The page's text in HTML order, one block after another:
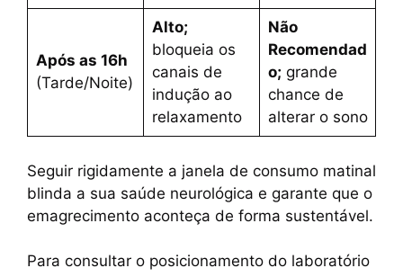
Após as 16h
(Tarde/Noite)
Alto;
bloqueia os
canais de
indução ao
relaxamento
Não
Recomendad
o; grande
chance de
alterar o sono
Seguir rigidamente a janela de consumo matinal
blinda a sua saúde neurológica e garante que o
emagrecimento aconteça de forma sustentável.
Para consultar o posicionamento do laboratório